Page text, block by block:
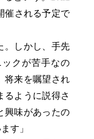
催される予定で
。しかし、手先
クが苦手なの
将来を嘱望され
るように説得さ
興味があったの
す」